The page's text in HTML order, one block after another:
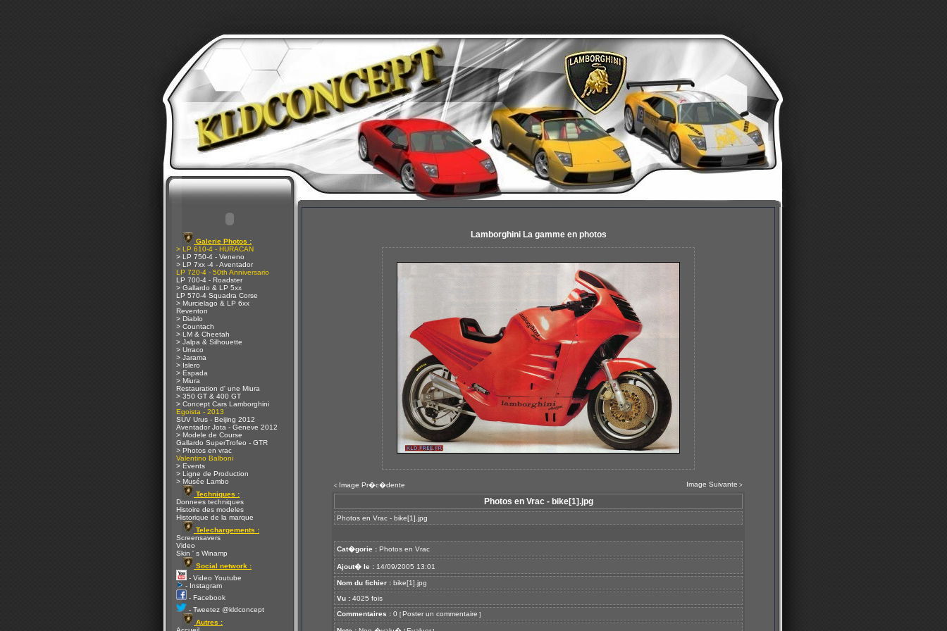
Galerie Photos :
> LP 610-4 - HURACAN
> LP 750-4 - Veneno
> LP 7xx -4 - Aventador
LP 720-4 - 50th Anniversario
LP 700-4 - Roadster
> Gallardo & LP 5xx
LP 570-4 Squadra Corse
> Murcielago & LP 6xx
Reventon
> Diablo
> Countach
> LM & Cheetah
> Jalpa & Silhouette
> Urraco
> Jarama
> Islero
> Espada
> Miura
Restauration d' une Miura
> 350 GT & 400 GT
> Concept Cars Lamborghini
Egoista - 2013
SUV Urus - Beijing 2012
Aventador Jota - Geneve 2012
> Modele de Course
Gallardo SuperTrofeo - GTR
> Photos en vrac
Valentino Balboni
> Events
> Ligne de Production
> Musée Lambo
Techniques :
Donnees techniques
Histoire des modeles
Historique de la marque
Telechargements :
Screensavers
Video
Skin ' s Winamp
Social network :
- Video Youtube
- Instagram
- Facebook
- Tweetez @kldconcept
Autres :
Lamborghini La gamme en photos
< Image Pr�c�dente Image Suivante >
Photos en Vrac - bike[1].jpg
Photos en Vrac - bike[1].jpg
Cat�gorie : Photos en Vrac
Ajout� le : 14/09/2005 13:01
Nom du fichier : bike[1].jpg
Vu : 4025 fois
Commentaires : 0 [ Poster un commentaire ]